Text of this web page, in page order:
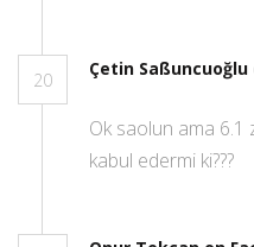
20
Çetin Saßuncuoğlu
Ok saolun ama 6.1
kabul edermi ki???